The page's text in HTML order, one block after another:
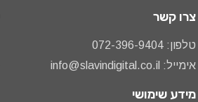
צרו קשר
טלפון: 072-396-9404
אימייל: info@slavindigital.co.il
מידע שימושי